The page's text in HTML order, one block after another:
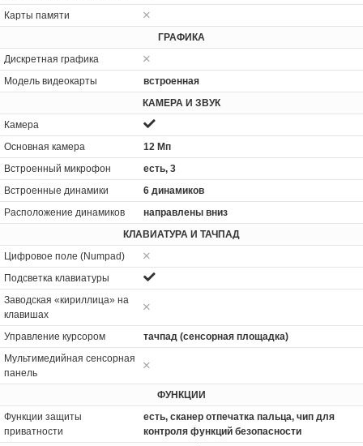
Карты памяти
ГРАФИКА
Дискретная графика
Модель видеокарты
встроенная
КАМЕРА И ЗВУК
Камера
Основная камера
12 Мп
Встроенный микрофон
есть, 3
Встроенные динамики
6 динамиков
Расположение динамиков
направлены вниз
КЛАВИАТУРА И ТАЧПАД
Цифровое поле (Numpad)
Подсветка клавиатуры
Заводская «кириллица» на
клавишах
Управление курсором
тачпад (сенсорная площадка)
Мультимедийная сенсорная
панель
ФУНКЦИИ
Функции защиты
приватности
есть, сканер отпечатка пальца, чип для
контроля функций безопасности